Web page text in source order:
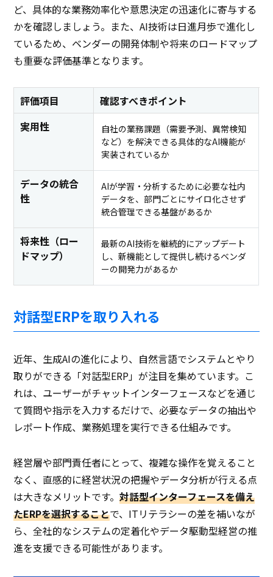
ど、具体的な業務効率化や意思決定の迅速化に寄与する
かを確認しましょう。また、AI技術は日進月歩で進化し
ているため、ベンダーの開発体制や将来のロードマップ
も重要な評価基準となります。
評価項目
確認すべきポイント
実用性
自社の業務課題（需要予測、異常検知
など）を解決できる具体的なAI機能が
実装されているか
データの統合
性
AIが学習・分析するために必要な社内
データを、部門ごとにサイロ化させず
統合管理できる基盤があるか
将来性（ロー
ドマップ）
最新のAI技術を継続的にアップデート
し、新機能として提供し続けるベンダ
ーの開発力があるか
対話型ERPを取り入れる
近年、生成AIの進化により、自然言語でシステムとやり
取りができる「対話型ERP」が注目を集めています。こ
れは、ユーザーがチャットインターフェースなどを通じ
て質問や指示を入力するだけで、必要なデータの抽出や
レポート作成、業務処理を実行できる仕組みです。
経営層や部門責任者にとって、複雑な操作を覚えること
なく、直感的に経営状況の把握やデータ分析が行える点
は大きなメリットです。対話型インターフェースを備え
たERPを選択することで、ITリテラシーの差を補いなが
ら、全社的なシステムの定着化やデータ駆動型経営の推
進を支援できる可能性があります。